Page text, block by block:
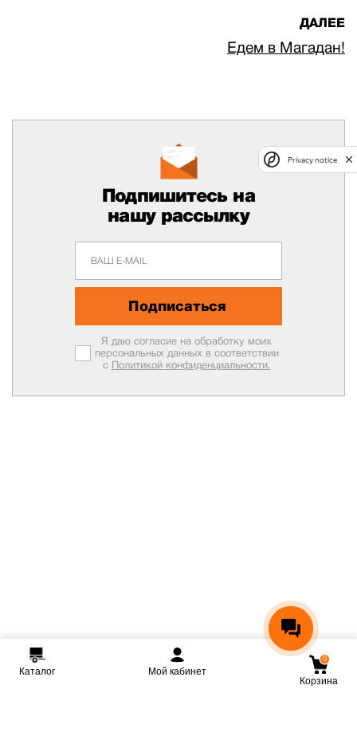
ДАЛЕЕ
Едем в Магадан!
Подпишитесь на
нашу рассылку
Подписаться
Я даю согласие на обработку моих
персональных данных в соответствии
с Политикой конфиденциальности.
Каталог Мой кабинет
0
Корзина
Privacy notice